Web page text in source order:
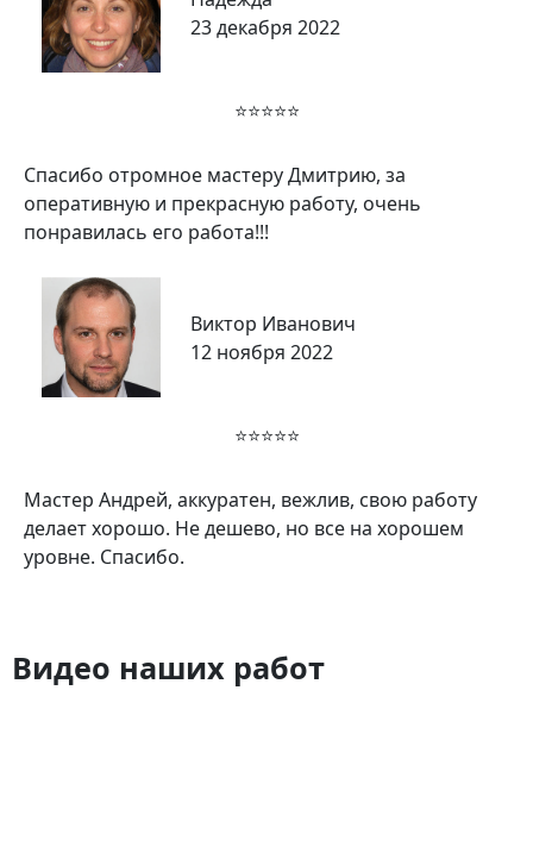
23 декабря 2022
⭐⭐⭐⭐⭐
Спасибо отромное мастеру Дмитрию, за
оперативную и прекрасную работу, очень
понравилась его работа!!!
Виктор Иванович
12 ноября 2022
⭐⭐⭐⭐⭐
Мастер Андрей, аккуратен, вежлив, свою работу
делает хорошо. Не дешево, но все на хорошем
уровне. Спасибо.
Видео наших работ